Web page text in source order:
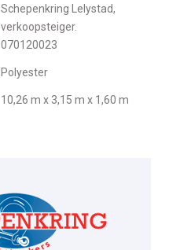
Schepenkring Lelystad,
verkoopsteiger.
070120023
Polyester
10,26 m x 3,15 m x 1,60 m